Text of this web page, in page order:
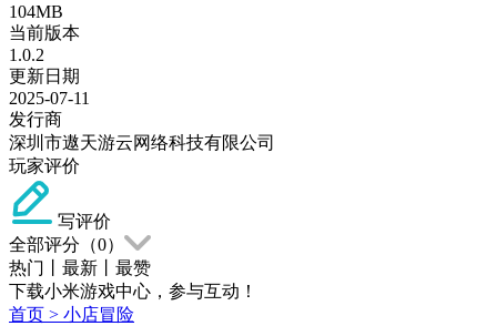
104MB
当前版本
1.0.2
更新日期
2025-07-11
发行商
深圳市遨天游云网络科技有限公司
玩家评价
写评价
全部评分（0）
热门
最新
最赞
下载小米游戏中心，参与互动！
首页 > 小店冒险